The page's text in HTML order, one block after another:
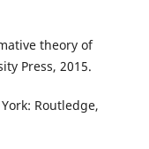
theory of
Press, 2015.
Routledge,